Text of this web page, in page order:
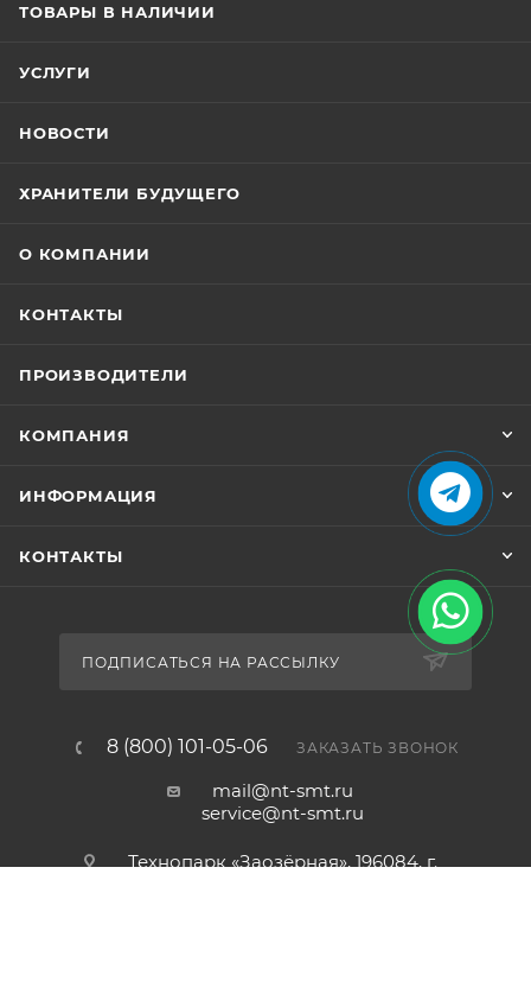
ТОВАРЫ В НАЛИЧИИ
УСЛУГИ
НОВОСТИ
ХРАНИТЕЛИ БУДУЩЕГО
О КОМПАНИИ
КОНТАКТЫ
ПРОИЗВОДИТЕЛИ
КОМПАНИЯ
ИНФОРМАЦИЯ
КОНТАКТЫ
ПОДПИСАТЬСЯ НА РАССЫЛКУ
8 (800) 101-05-06 ЗАКАЗАТЬ ЗВОНОК
mail@nt-smt.ru
service@nt-smt.ru
Технопарк «Заозёрная», 196084, г.